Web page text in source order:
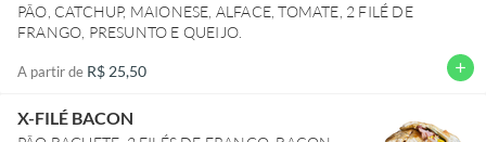
PÃO, CATCHUP, MAIONESE, ALFACE, TOMATE, 2 FILÉ DE
FRANGO, PRESUNTO E QUEIJO.
A partir de R$ 25,50 add
X-FILÉ BACON